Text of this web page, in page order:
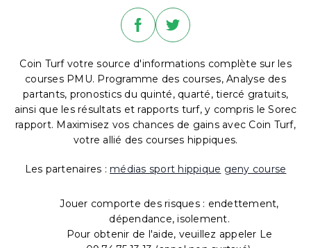
Coin Turf votre source d'informations complète sur les
courses PMU. Programme des courses, Analyse des
partants, pronostics du quinté, quarté, tiercé gratuits,
ainsi que les résultats et rapports turf, y compris le Sorec
rapport. Maximisez vos chances de gains avec Coin Turf,
votre allié des courses hippiques.
Les partenaires : médias sport hippique geny course
Jouer comporte des risques : endettement,
dépendance, isolement.
Pour obtenir de l'aide, veuillez appeler Le